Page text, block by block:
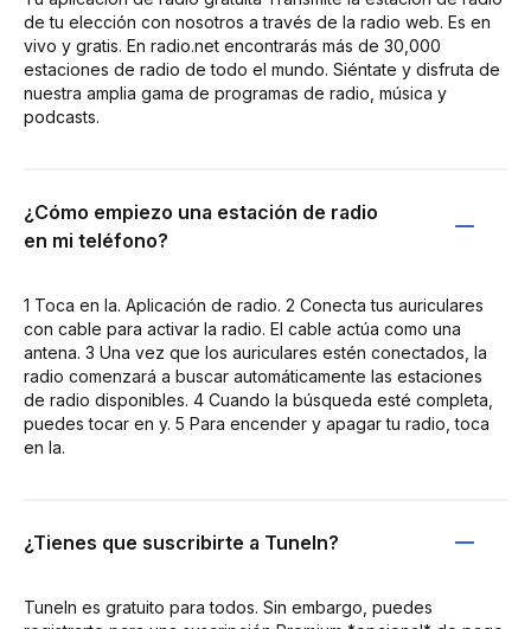
de tu elección con nosotros a través de la radio web. Es en
vivo y gratis. En radio.net encontrarás más de 30,000
estaciones de radio de todo el mundo. Siéntate y disfruta de
nuestra amplia gama de programas de radio, música y
podcasts.
¿Cómo empiezo una estación de radio
en mi teléfono?
1 Toca en la. Aplicación de radio. 2 Conecta tus auriculares
con cable para activar la radio. El cable actúa como una
antena. 3 Una vez que los auriculares estén conectados, la
radio comenzará a buscar automáticamente las estaciones
de radio disponibles. 4 Cuando la búsqueda esté completa,
puedes tocar en y. 5 Para encender y apagar tu radio, toca
en la.
¿Tienes que suscribirte a TuneIn?
TuneIn es gratuito para todos. Sin embargo, puedes